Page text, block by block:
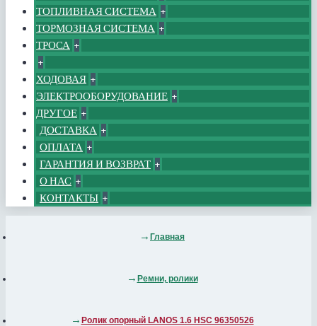
ТОПЛИВНАЯ СИСТЕМА +
ТОРМОЗНАЯ СИСТЕМА +
ТРОСА +
+
ХОДОВАЯ +
ЭЛЕКТРООБОРУДОВАНИЕ +
ДРУГОЕ +
ДОСТАВКА +
ОПЛАТА +
ГАРАНТИЯ И ВОЗВРАТ +
О НАС +
КОНТАКТЫ +
Главная
Ремни, ролики
Ролик опорный LANOS 1.6 HSC 96350526